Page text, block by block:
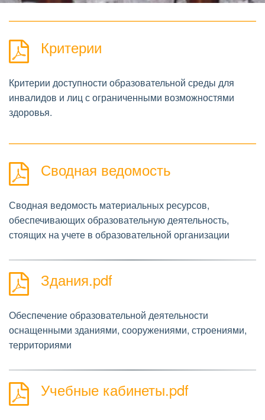
Критерии
Критерии доступности образовательной среды для
инвалидов и лиц с ограниченными возможностями
здоровья.
Сводная ведомость
Сводная ведомость материальных ресурсов,
обеспечивающих образовательную деятельность,
стоящих на учете в образовательной организации
Здания.pdf
Обеспечение образовательной деятельности
оснащенными зданиями, сооружениями, строениями,
территориями
Учебные кабинеты.pdf